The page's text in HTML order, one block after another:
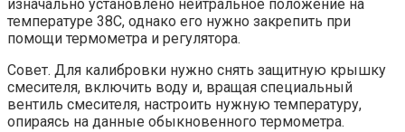
изначально установлено нейтральное положение на
температуре 38С, однако его нужно закрепить при
помощи термометра и регулятора.
Совет. Для калибровки нужно снять защитную крышку
смесителя, включить воду и, вращая специальный
вентиль смесителя, настроить нужную температуру,
опираясь на данные обыкновенного термометра.